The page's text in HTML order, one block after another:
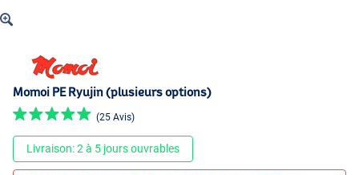
Momoi PE Ryujin (plusieurs options)
(25 Avis)
Livraison: 2 à 5 jours ouvrables